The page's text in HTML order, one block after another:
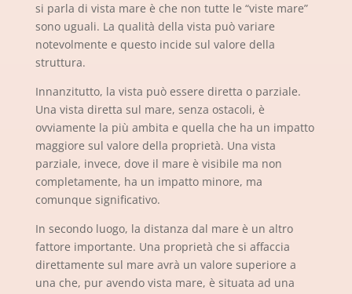
si parla di vista mare è che non tutte le “viste mare”
sono uguali. La qualità della vista può variare
notevolmente e questo incide sul valore della
struttura.
Innanzitutto, la vista può essere diretta o parziale.
Una vista diretta sul mare, senza ostacoli, è
ovviamente la più ambita e quella che ha un impatto
maggiore sul valore della proprietà. Una vista
parziale, invece, dove il mare è visibile ma non
completamente, ha un impatto minore, ma
comunque significativo.
In secondo luogo, la distanza dal mare è un altro
fattore importante. Una proprietà che si affaccia
direttamente sul mare avrà un valore superiore a
una che, pur avendo vista mare, è situata ad una